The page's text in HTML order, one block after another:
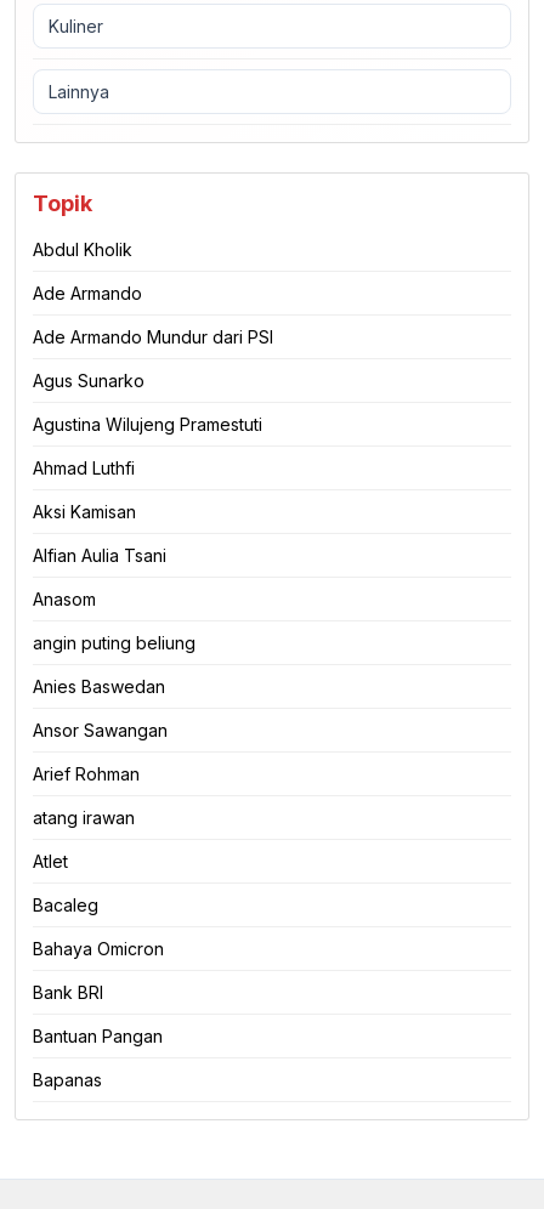
Kuliner
Lainnya
Topik
Abdul Kholik
Ade Armando
Ade Armando Mundur dari PSI
Agus Sunarko
Agustina Wilujeng Pramestuti
Ahmad Luthfi
Aksi Kamisan
Alfian Aulia Tsani
Anasom
angin puting beliung
Anies Baswedan
Ansor Sawangan
Arief Rohman
atang irawan
Atlet
Bacaleg
Bahaya Omicron
Bank BRI
Bantuan Pangan
Bapanas